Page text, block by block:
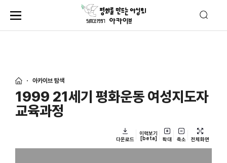
아카이브 탐색
1999 21세기 평화운동 여성지도자
교육과정
다운로드
이력보기
[beta]
확대 축소 전체화면